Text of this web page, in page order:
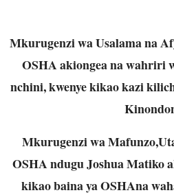
Mkurugenzi wa Usalama na
OSHA akiongea na wahriri
nchini, kwenye kikao kazi
Mkurugenzi wa
OSHA ndugu Joshua Matiko
kikao baina ya OSHAna